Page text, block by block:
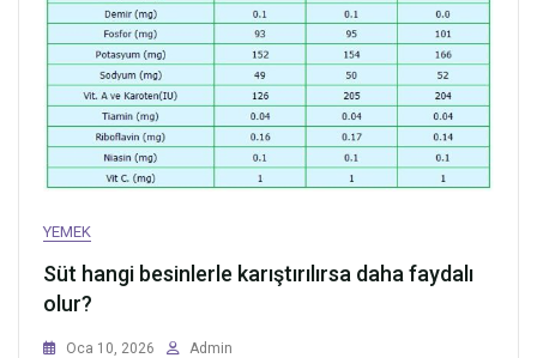
YEMEK
Süt hangi besinlerle karıştırılırsa daha faydalı
olur?
Oca 10, 2026
Admin